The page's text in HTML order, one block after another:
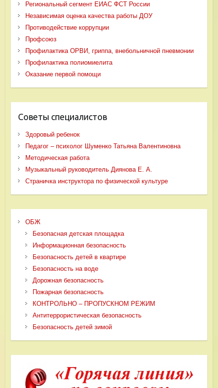
Региональный сегмент ЕИАС ФСТ России
Независимая оценка качества работы ДОУ
Противодействие коррупции
Профсоюз
Профилактика ОРВИ, гриппа, внебольничной пневмонии
Профилактика полиомиелита
Оказание первой помощи
Советы специалистов
Здоровый ребенок
Педагог – психолог Шуменко Татьяна Валентиновна
Методическая работа
Музыкальный руководитель Диянова Е. А.
Страничка инструктора по физической культуре
ОБЖ
Безопасная детская площадка
Информационная безопасность
Безопасность детей в квартире
Безопасность на воде
Дорожная безопасность
Пожарная безопасность
КОНТРОЛЬНО – ПРОПУСКНОМ РЕЖИМ
Антитеррористическая безопасность
Безопасность детей зимой